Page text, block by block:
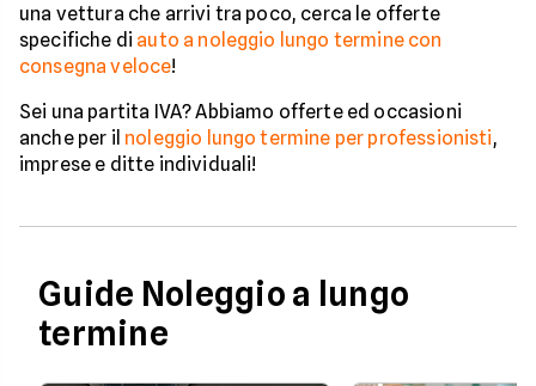
una vettura che arrivi tra poco, cerca le offerte
specifiche di auto a noleggio lungo termine con
consegna veloce!
Sei una partita IVA? Abbiamo offerte ed occasioni
anche per il noleggio lungo termine per professionisti,
imprese e ditte individuali!
Guide Noleggio a lungo
termine